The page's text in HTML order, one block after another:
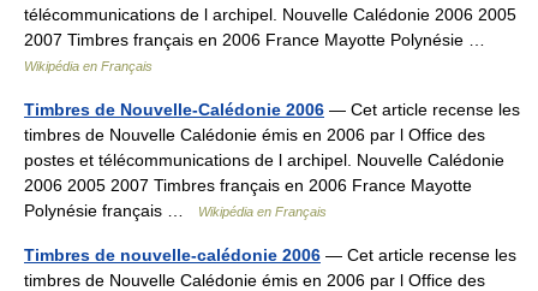
télécommunications de l archipel. Nouvelle Calédonie 2006 2005
2007 Timbres français en 2006 France Mayotte Polynésie …
Wikipédia en Français
Timbres de Nouvelle-Calédonie 2006 — Cet article recense les
timbres de Nouvelle Calédonie émis en 2006 par l Office des
postes et télécommunications de l archipel. Nouvelle Calédonie
2006 2005 2007 Timbres français en 2006 France Mayotte
Polynésie français …
Wikipédia en Français
Timbres de nouvelle-calédonie 2006 — Cet article recense les
timbres de Nouvelle Calédonie émis en 2006 par l Office des